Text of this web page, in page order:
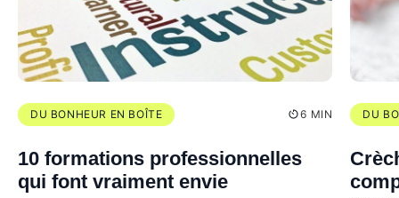
DU BONHEUR EN BOÎTE 6 MIN
10 formations professionnelles
qui font vraiment envie
DU